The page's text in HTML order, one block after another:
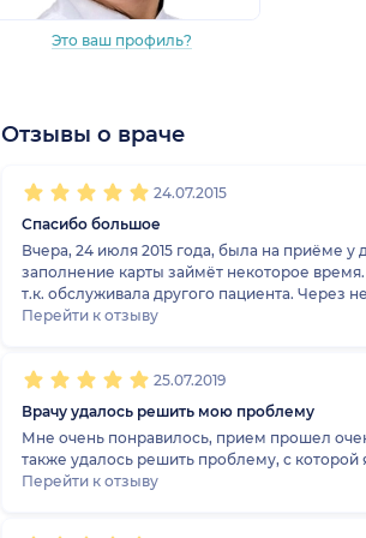
Это ваш профиль?
Отзывы о враче
24.07.2015
Спасибо большое
Вчера, 24 июля 2015 года, была на приёме
заполнение карты займёт некоторое
т.к. обслуживала другого пациента. Через
кабинет к доктору. Наталья Анатольевна
окончательно убедилась, что ни о каком
оказался самым дешевым из всей линейки
и именно в эту клинику! Сама работаю
внимательность и чуткость! Если у кого-
уважением и пожеланиями процветания,
Перейти к отзыву
25.07.2019
Врачу удалось решить мою проблему
Мне очень понравилось, прием прошел
Перейти к отзыву